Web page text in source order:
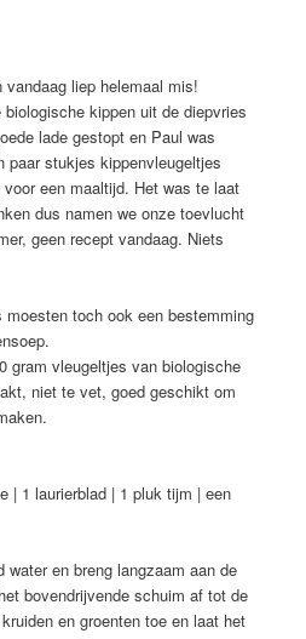
liep helemaal mis!
kippen uit de diepvries
lade gestopt en Paul was
stukjes kippenvleugeltjes
een maaltijd. Het was te laat
dus namen we onze toevlucht
geen recept vandaag. Niets
toch ook een bestemming
gram vleugeltjes van biologische
niet te vet, goed geschikt om
| 1 laurierblad | 1 pluk tijm | een
en breng langzaam aan de
bovendrijvende schuim af tot de
en groenten toe en laat het